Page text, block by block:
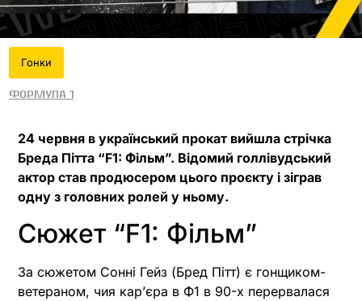
Гонки
Формула 1
24 червня в український прокат вийшла стрічка
Бреда Пітта “F1: Фільм”. Відомий голлівудський
актор став продюсером цього проєкту і зіграв
одну з головних ролей у ньому.
Сюжет “F1: Фільм”
За сюжетом Сонні Гейз (Бред Пітт) є гонщиком-
ветераном, чия карʼєра в Ф1 в 90-х перервалася